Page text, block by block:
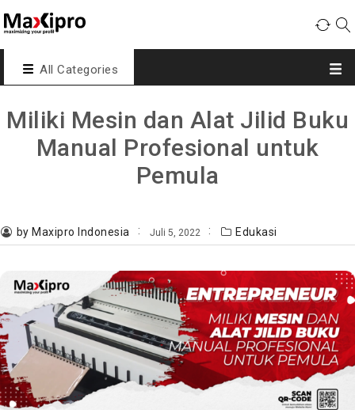
All Categories
Miliki Mesin dan Alat Jilid Buku
Manual Profesional untuk
Pemula
by Maxipro Indonesia Juli 5, 2022 Edukasi